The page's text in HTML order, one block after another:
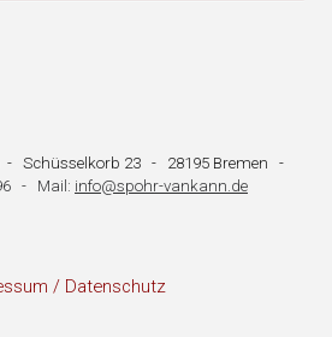
- Schüsselkorb 23 - 28195 Bremen -
- Mail: info@spohr-vankann.de
/ Datenschutz